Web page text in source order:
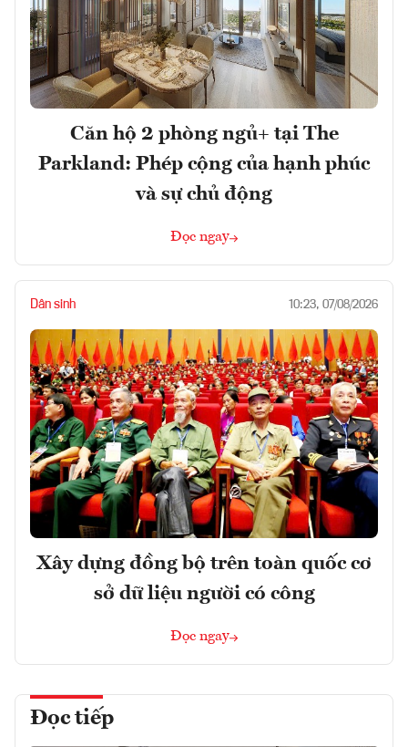
Căn hộ 2 phòng ngủ+ tại The
Parkland: Phép cộng của hạnh phúc
và sự chủ động
Đọc ngay
Dân sinh 10:23, 07/08/2026
Xây dựng đồng bộ trên toàn quốc cơ
sở dữ liệu người có công
Đọc ngay
Đọc tiếp